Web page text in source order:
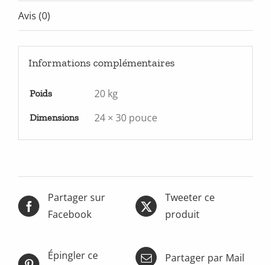
Avis (0)
Informations complémentaires
Poids 20 kg
Dimensions 24 × 30 pouce
Partager sur
Facebook
Tweeter ce
produit
Épingler ce
Partager par Mail